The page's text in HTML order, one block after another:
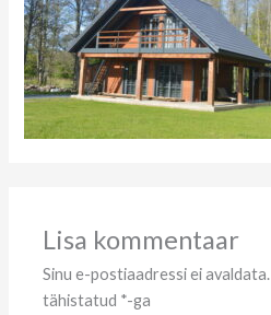
Lisa kommentaar
Sinu e-postiaadressi ei avaldata.
tähistatud *-ga